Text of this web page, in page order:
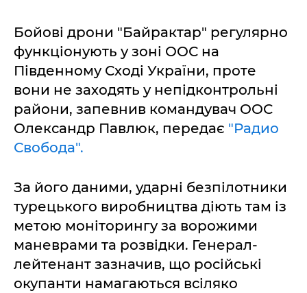
Бойові дрони "Байрактар" регулярно
функціонують у зоні ООС на
Південному Сході України, проте
вони не заходять у непідконтрольні
райони, запевнив командувач ООС
Олександр Павлюк, передає "Радио
Свобода".
За його даними, ударні безпілотники
турецького виробництва діють там із
метою моніторингу за ворожими
маневрами та розвідки. Генерал-
лейтенант зазначив, що російські
окупанти намагаються всіляко